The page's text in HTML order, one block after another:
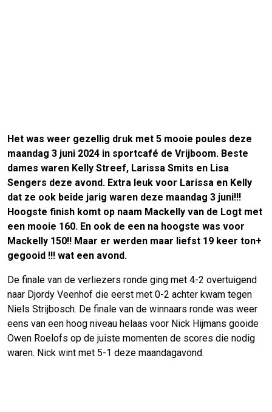
Het was weer gezellig druk met 5 mooie poules deze
maandag 3 juni 2024 in sportcafé de Vrijboom. Beste
dames waren Kelly Streef, Larissa Smits en Lisa
Sengers deze avond. Extra leuk voor Larissa en Kelly
dat ze ook beide jarig waren deze maandag 3 juni!!!
Hoogste finish komt op naam Mackelly van de Logt met
een mooie 160. En ook de een na hoogste was voor
Mackelly 150!! Maar er werden maar liefst 19 keer ton+
gegooid !!! wat een avond.
De finale van de verliezers ronde ging met 4-2 overtuigend
naar Djordy Veenhof die eerst met 0-2 achter kwam tegen
Niels Strijbosch. De finale van de winnaars ronde was weer
eens van een hoog niveau helaas voor Nick Hijmans gooide
Owen Roelofs op de juiste momenten de scores die nodig
waren. Nick wint met 5-1 deze maandagavond.